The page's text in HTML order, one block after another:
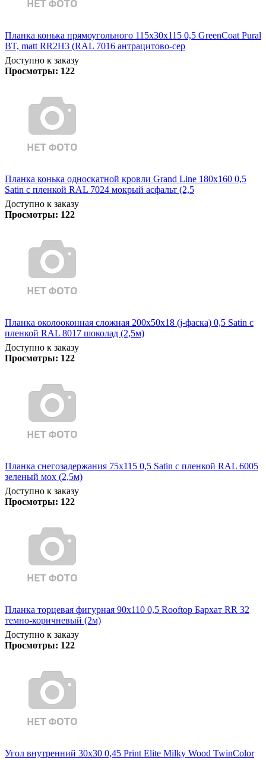
Планка конька прямоугольного 115х30х115 0,5 GreenCoat Pural
BT, matt RR2Н3 (RAL 7016 антрацитово-сер
Доступно к заказу
Просмотры: 122
Планка конька односкатной кровли Grand Line 180x160 0,5
Satin с пленкой RAL 7024 мокрый асфальт (2,5
Доступно к заказу
Просмотры: 122
Планка околооконная сложная 200х50х18 (j-фаска) 0,5 Satin с
пленкой RAL 8017 шоколад (2,5м)
Доступно к заказу
Просмотры: 122
Планка снегозадержания 75х115 0,5 Satin с пленкой RAL 6005
зеленый мох (2,5м)
Доступно к заказу
Просмотры: 122
Планка торцевая фигурная 90х110 0,5 Rooftop Бархат RR 32
темно-коричневый (2м)
Доступно к заказу
Просмотры: 122
Угол внутренний 30х30 0,45 Print Elite Milky Wood TwinColor